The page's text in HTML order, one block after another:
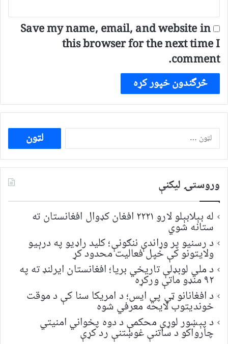
Save my name, email, and website in
this browser for the next time I
comment.
ددی
لپاره
لټون:
وروستۍ ليکنې
له بېلابېلو لارو ۲۲۲۱ افغان کډوال افغانستان ته
ستانه شوي
د رسنیو پر وړاندې ننګونې؛ کلید راډیو په درېیو
ولایتونو کې خپل فعالیت محدود کړ
د ملي لوبډلې تاریخي بریا؛ افغانستان ایرلنډ ته په
۹۲ منډو ماتې ورکړه
د افغانانو ټي پي ایس؛ د امریکا سنا کې د موقت
خونديتوب لایحه معرفي شوه
د پېښور لوړې محکمې د دوه پخواني امنیتي
چارواکو د ساتنې غوښتنې رد کړې